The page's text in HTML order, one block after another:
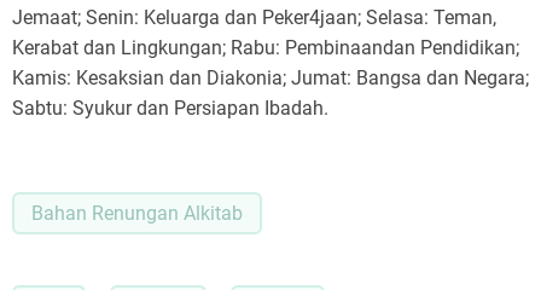
Jemaat; Senin: Keluarga dan Peker4jaan; Selasa: Teman,
Kerabat dan Lingkungan; Rabu: Pembinaandan Pendidikan;
Kamis: Kesaksian dan Diakonia; Jumat: Bangsa dan Negara;
Sabtu: Syukur dan Persiapan Ibadah.
Bahan Renungan Alkitab